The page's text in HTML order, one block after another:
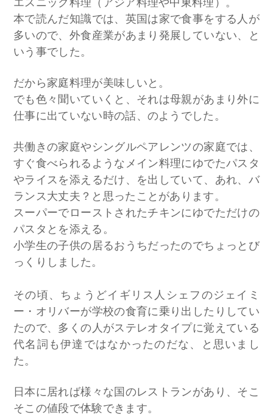
エスニック料理（アジア料理や中東料理）。
本で読んだ知識では、英国は家で食事をする人が
多いので、外食産業があまり発展していない、と
いう事でした。
だから家庭料理が美味しいと。
でも色々聞いていくと、それは母親があまり外に
仕事に出ていない時の話、のようでした。
共働きの家庭やシングルペアレンツの家庭では、
すぐ食べられるようなメイン料理にゆでたパスタ
やライスを添えるだけ、を出していて、あれ、バ
ランス大丈夫？と思ったことがあります。
スーパーでローストされたチキンにゆでただけの
パスタとを添える。
小学生の子供の居るおうちだったのでちょっとび
っくりしました。
その頃、ちょうどイギリス人シェフのジェイミ
ー・オリバーが学校の食育に乗り出したりしてい
たので、多くの人がステレオタイプに覚えている
代名詞も伊達ではなかったのだな、と思いまし
た。
日本に居れば様々な国のレストランがあり、そこ
そこの値段で体験できます。